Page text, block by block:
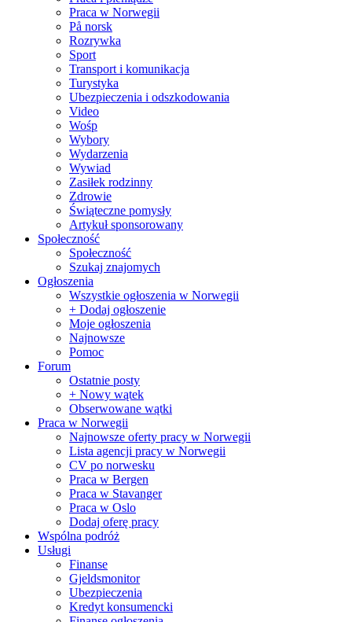
Praca w Norwegii
På norsk
Rozrywka
Sport
Transport i komunikacja
Turystyka
Ubezpieczenia i odszkodowania
Video
Wośp
Wybory
Wydarzenia
Wywiad
Zasiłek rodzinny
Zdrowie
Świąteczne pomysły
Artykuł sponsorowany
Społeczność
Społeczność
Szukaj znajomych
Ogłoszenia
Wszystkie ogłoszenia w Norwegii
+ Dodaj ogłoszenie
Moje ogłoszenia
Najnowsze
Pomoc
Forum
Ostatnie posty
+ Nowy wątek
Obserwowane wątki
Praca w Norwegii
Najnowsze oferty pracy w Norwegii
Lista agencji pracy w Norwegii
CV po norwesku
Praca w Bergen
Praca w Stavanger
Praca w Oslo
Dodaj oferę pracy
Wspólna podróż
Usługi
Finanse
Gjeldsmonitor
Ubezpieczenia
Kredyt konsumencki